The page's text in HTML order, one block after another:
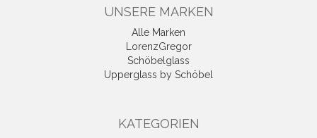
UNSERE MARKEN
Alle Marken
LorenzGregor
Schöbelglass
Upperglass by Schöbel
KATEGORIEN